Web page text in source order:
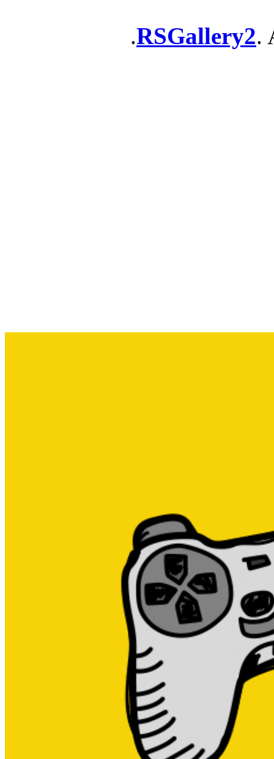
RSGallery2.